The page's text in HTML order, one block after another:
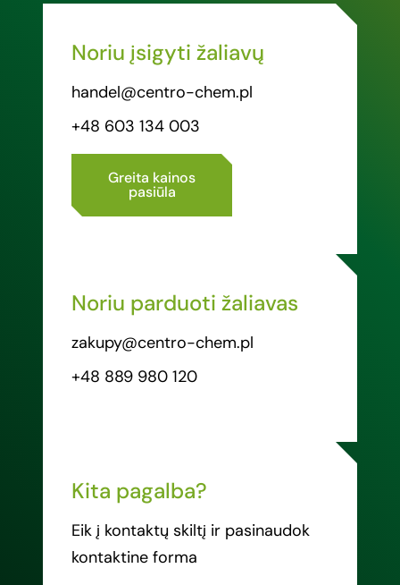
Noriu įsigyti žaliavų
handel@centro-chem.pl
+48 603 134 003
Greita kainos
pasiūla
Noriu parduoti žaliavas
zakupy@centro-chem.pl
+48 889 980 120
Kita pagalba?
Eik į kontaktų skiltį ir pasinaudok
kontaktine forma